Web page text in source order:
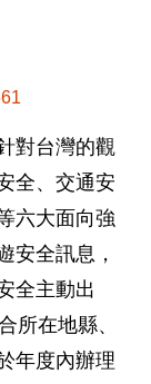
對台灣的觀
全、交通安
六大面向強
安全訊息，
全主動出
所在地縣、
年度內辦理